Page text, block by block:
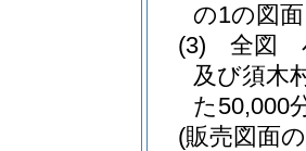
の1の図
(3)
全図
及び須木
た50,000
(販売図面